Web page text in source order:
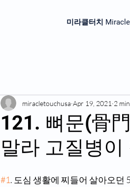
미라클터치
121. 뼈문(骨
말라 고질병
miracletouchusa Apr 19, 2021 2
#1. 도심 생활에 찌들어 살아오던